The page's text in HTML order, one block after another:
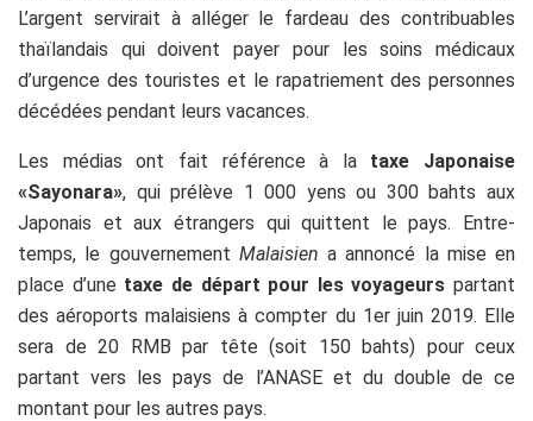
L’argent servirait à alléger le fardeau des contribuables
thaïlandais qui doivent payer pour les soins médicaux
d’urgence des touristes et le rapatriement des personnes
décédées pendant leurs vacances.
Les médias ont fait référence à la taxe Japonaise
«Sayonara», qui prélève 1 000 yens ou 300 bahts aux
Japonais et aux étrangers qui quittent le pays. Entre-
temps, le gouvernement Malaisien a annoncé la mise en
place d’une taxe de départ pour les voyageurs partant
des aéroports malaisiens à compter du 1er juin 2019. Elle
sera de 20 RMB par tête (soit 150 bahts) pour ceux
partant vers les pays de l’ANASE et du double de ce
montant pour les autres pays.